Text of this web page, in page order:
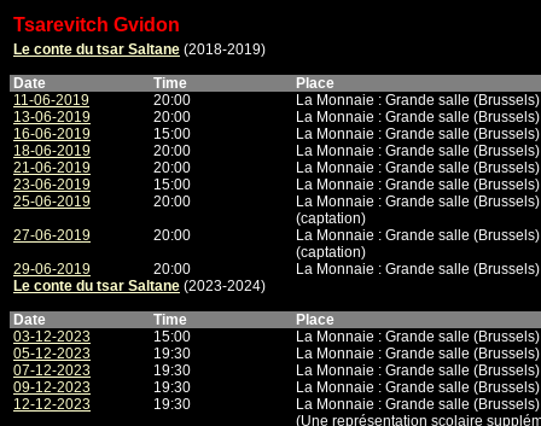
Tsarevitch Gvidon
Le conte du tsar Saltane (2018-2019)
Date
Time
Place
11-06-2019
20:00
La Monnaie : Grande salle (Brussels)
13-06-2019
20:00
La Monnaie : Grande salle (Brussels)
16-06-2019
15:00
La Monnaie : Grande salle (Brussels)
18-06-2019
20:00
La Monnaie : Grande salle (Brussels)
21-06-2019
20:00
La Monnaie : Grande salle (Brussels)
23-06-2019
15:00
La Monnaie : Grande salle (Brussels)
25-06-2019
20:00
La Monnaie : Grande salle (Brussels)
(captation)
27-06-2019
20:00
La Monnaie : Grande salle (Brussels)
(captation)
29-06-2019
20:00
La Monnaie : Grande salle (Brussels)
Le conte du tsar Saltane (2023-2024)
Date
Time
Place
03-12-2023
15:00
La Monnaie : Grande salle (Brussels)
05-12-2023
19:30
La Monnaie : Grande salle (Brussels)
07-12-2023
19:30
La Monnaie : Grande salle (Brussels)
09-12-2023
19:30
La Monnaie : Grande salle (Brussels)
12-12-2023
19:30
La Monnaie : Grande salle (Brussels)
(Une représentation scolaire